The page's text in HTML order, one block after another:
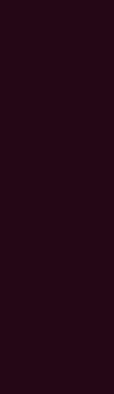
mbo 2024–
(DUS-I)